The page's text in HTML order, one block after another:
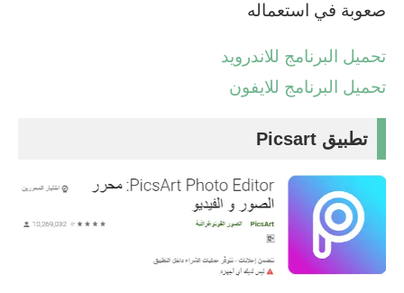
صعوبة في استعماله
تحميل البرنامج للاندرويد
تحميل البرنامج للايفون
تطبيق Picsart